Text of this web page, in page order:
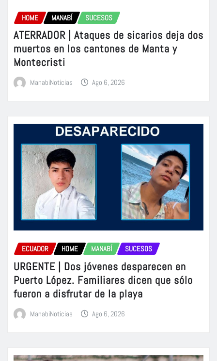
HOME MANABÍ SUCESOS
ATERRADOR | Ataques de sicarios deja dos
muertos en los cantones de Manta y
Montecristi
ManabiNoticias Ago 6, 2026
ECUADOR HOME MANABÍ SUCESOS
URGENTE | Dos jóvenes desparecen en
Puerto López. Familiares dicen que sólo
fueron a disfrutar de la playa
ManabiNoticias Ago 6, 2026